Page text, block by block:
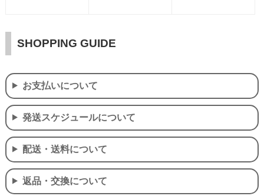
SHOPPING GUIDE
お支払いについて
発送スケジュールについて
配送・送料について
返品・交換について